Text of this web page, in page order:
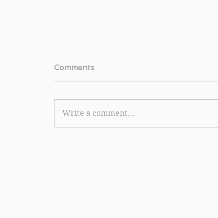
Comments
Write a comment...